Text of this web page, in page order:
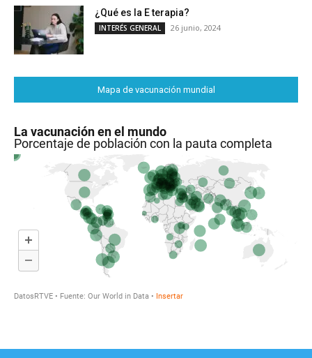
¿Qué es la E terapia?
INTERÉS GENERAL 26 junio, 2024
Mapa de vacunación mundial